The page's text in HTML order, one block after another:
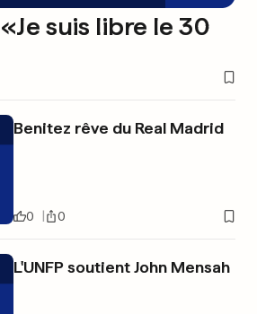
suis libre le 30
Benitez rêve du Real Madrid
0 0
L'UNFP soutient John Mensah